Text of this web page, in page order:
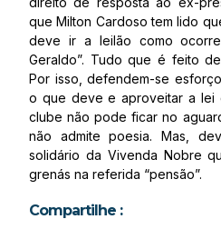
que Milton Cardoso tem lido
deve ir a leilão como
Geraldo”. Tudo que é feito
Por isso, defendem-se
o que deve e aproveitar a lei
clube não pode ficar no
não admite poesia. Mas,
solidário da Vivenda Nobre
grenás na referida “pensão”.
Compartilhe :